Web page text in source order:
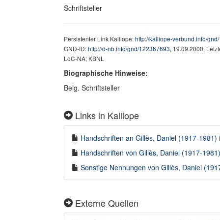
Schriftsteller
Persistenter Link Kalliope:http://kalliope-verbund.info/
GND-ID:http://d-nb.info/gnd/122367693, 19.09.2000,
LoC-NA; KBNL
Biographische Hinweise:
Belg. Schriftsteller
Links in Kalliope
Handschriften an Gillès, Daniel (1917-1981)
Handschriften von Gillès, Daniel (1917-
Sonstige Nennungen von Gillès, Daniel
Externe Quellen